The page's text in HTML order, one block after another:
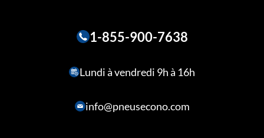
1-855-900-7638
Lundi à vendredi 9h à 16h
info@pneusecono.com